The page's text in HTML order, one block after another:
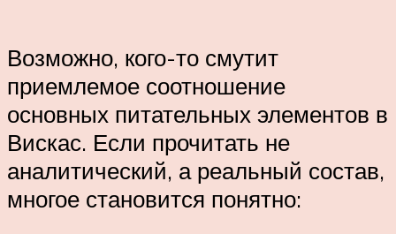
Возможно, кого-то смутит
приемлемое соотношение
основных питательных элементов в
Вискас. Если прочитать не
аналитический, а реальный состав,
многое становится понятно: